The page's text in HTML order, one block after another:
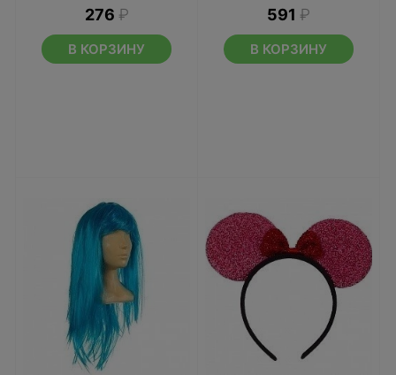
276 ₽
В КОРЗИНУ
591 ₽
В КОРЗИНУ